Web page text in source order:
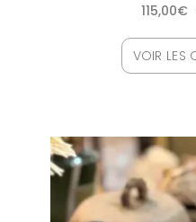
115,00€
VOIR LES